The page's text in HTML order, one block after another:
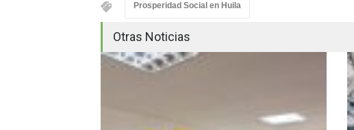
Prosperidad Social en Huila
Otras Noticias